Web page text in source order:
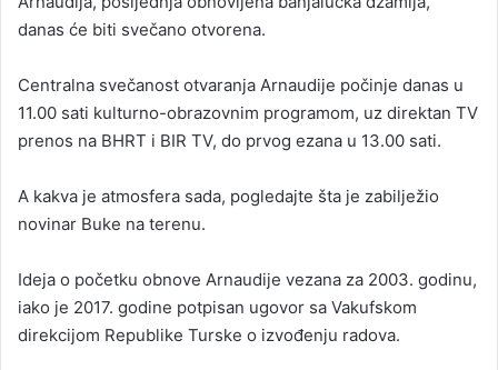
d
a
e
m
a
l
danas će biti svečano otvorena.
Centralna svečanost otvaranja Arnaudije počinje danas u
11.00 sati kulturno-obrazovnim programom, uz direktan TV
prenos na BHRT i BIR TV, do prvog ezana u 13.00 sati.
A kakva je atmosfera sada, pogledajte šta je zabilježio
novinar Buke na terenu.
Ideja o početku obnove Arnaudije vezana za 2003. godinu,
iako je 2017. godine potpisan ugovor sa Vakufskom
direkcijom Republike Turske o izvođenju radova.